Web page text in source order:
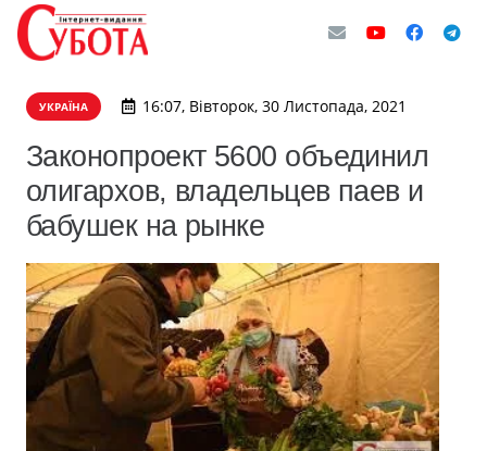
УКРАЇНА 16:07, Вівторок, 30 Листопада, 2021
Законопроект 5600 объединил
олигархов, владельцев паев и
бабушек на рынке